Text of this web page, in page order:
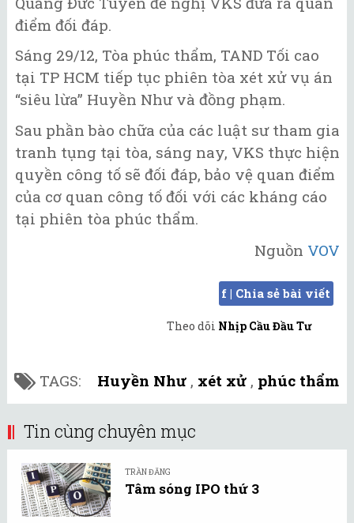
điểm đối đáp.
Sáng 29/12, Tòa phúc thẩm, TAND Tối cao
tại TP HCM tiếp tục phiên tòa xét xử vụ án
“siêu lừa” Huyền Như và đồng phạm.
Sau phần bào chữa của các luật sư tham gia
tranh tụng tại tòa, sáng nay, VKS thực hiện
quyền công tố sẽ đối đáp, bảo vệ quan điểm
của cơ quan công tố đối với các kháng cáo
tại phiên tòa phúc thẩm.
Nguồn VOV
f | Chia sẻ bài viết
Theo dõi Nhịp Cầu Đầu Tư
TAGS: Huyền Như , xét xử , phúc thẩm
Tin cùng chuyên mục
TRẦN ĐĂNG
Tâm sóng IPO thứ 3